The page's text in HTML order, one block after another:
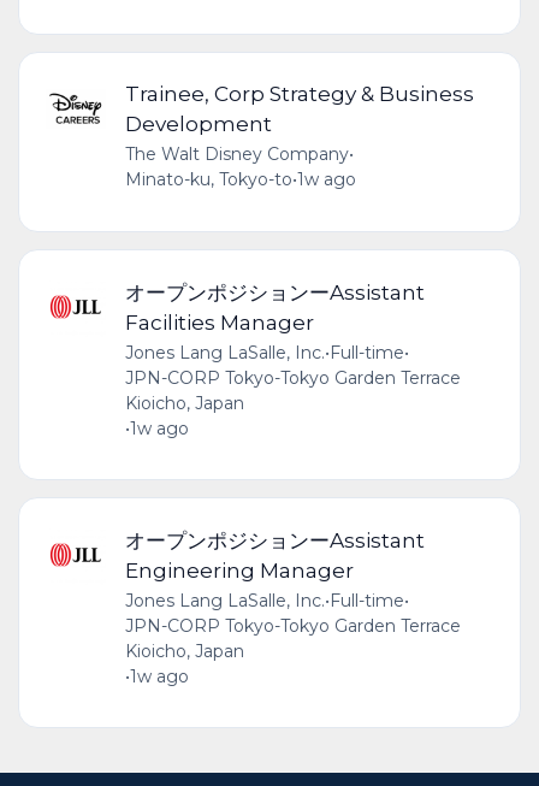
Trainee, Corp Strategy & Business
Development
The Walt Disney Company•
Minato-ku, Tokyo-to•1w ago
オープンポジションーAssistant
Facilities Manager
Jones Lang LaSalle, Inc.•Full-time•
JPN-CORP Tokyo-Tokyo Garden Terrace
Kioicho, Japan
•1w ago
オープンポジションーAssistant
Engineering Manager
Jones Lang LaSalle, Inc.•Full-time•
JPN-CORP Tokyo-Tokyo Garden Terrace
Kioicho, Japan
•1w ago